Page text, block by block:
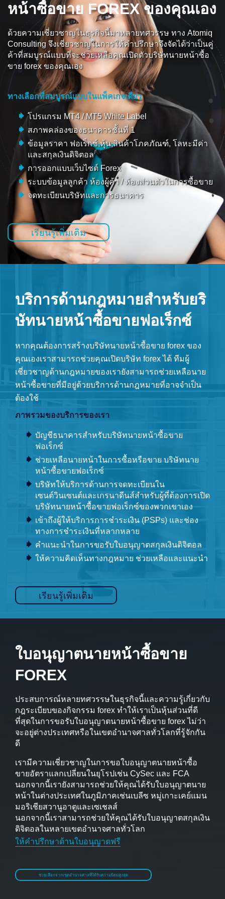
หน้าซื้อขาย FOREX ของคุณเอง
ด้วยความเชี่ยวชาญในธุรกิจนี้มาหลายทศวรรษ ทาง Atomiq
Consulting จึงเชี่ยวชาญในการให้คำปรึกษาจึงจัดได้ว่าเป็นคู่
ค้าที่สมบูรณ์แบบที่จะช่วยเหลือคุณเปิดตัวบริษัทนายหน้าซื้อ
ขาย forex ของคุณเอง
ทางเลือกที่สมบูรณ์แบบในแพ็คเกจเดียว
โปรแกรม MT4 / MT5 White Label
สภาพคล่องของธนาคารชั้นที่ 1
ข้อมูลราคา ฟอเร็กซ์,หุ้น,สินค้าโภคภัณฑ์, โลหะมีค่า
และสกุลเงินดิจิตอล
การออกแบบเว็บไซต์ Forex
ระบบข้อมูลลูกค้า ห้องผู้ค้า / ห้องส่วนตัวในการซื้อขาย
จดทะเบียนบริษัทและการธนาคาร
เรียนรู้เพิ่มเติม
บริการด้านกฎหมายสำหรับยริ
ษัทนายหน้าซื้อขายฟอเร็กซ์
หากคุณต้องการสร้างบริษัทนายหน้าซื้อขาย forex ของ
คุณเองเราสามารถช่วยคุณเปิดบริษัท forex ได้ ทีมผู้
เชี่ยวชาญด้านกฎหมายของเรายังสามารถช่วยเหลือนาย
หน้าซื้อขายที่มีอยู่ด้วยบริการด้านกฎหมายที่อาจจำเป็น
ต้องใช้
ภาพรวมของบริการของเรา
บัญชีธนาคารสำหรับบริษัทนายหน้าซื้อขาย
ฟอเร็กซ์
ช่วยเหลือนายหน้าในการซื้อหรือขาย บริษัทนาย
หน้าซื้อขายฟอเร็กซ์
บริษัทให้บริการด้านการจดทะเบียนใน
เซนต์วินเซนต์และเกรนาดีนส์สำหรับผู้ที่ต้องการเปิด
บริษัทนายหน้าซื้อขายฟอเร็กซ์ของพวกเขาเอง
เข้าถึงผู้ให้บริการการชำระเงิน (PSPs) และช่อง
ทางการชำระเงินที่หลากหลาย
คำแนะนำในการขอรับใบอนุญาตสกุลเงินดิจิตอล
ให้ความคิดเห็นทางกฎหมาย ช่วยเหลือและแนะนำ
เรียนรู้เพิ่มเติม
ใบอนุญาตนายหน้าซื้อขาย
FOREX
ประสบการณ์หลายทศวรรษในธุรกิจนี้และความรู้เกี่ยวกับ
กฎระเบียบของกิจกรรม forex ทำให้เราเป็นหุ้นส่วนที่ดี
ที่สุดในการขอรับใบอนุญาตนายหน้าซื้อขาย forex ไม่ว่า
จะอยู่ต่างประเทศหรือในเขตอำนาจศาลทั่วโลกที่รู้จักกัน
ดี
เรามีความเชี่ยวชาญในการขอใบอนุญาตนายหน้าซื้อ
ขายอัตราแลกเปลี่ยนในยุโรปเช่น CySec และ FCA
นอกจากนี้เรายังสามารถช่วยให้คุณได้รับใบอนุญาตนาย
หน้าในต่างประเทศในภูมิภาคเช่นเบลีซ หมู่เกาะเคย์แมน
มอริเชียสวานูอาตูและเซเชลส์
นอกจากนี้เราสามารถช่วยให้คุณได้รับใบอนุญาตสกุลเงิน
ดิจิตอลในหลายเขตอำนาจศาลทั่วโลก
ให้คำปรึกษาด้านใบอนุญาตฟรี
ช่วยเลือกจากเขตอำนาจศาลที่ได้รับความนิยมสูงสุด